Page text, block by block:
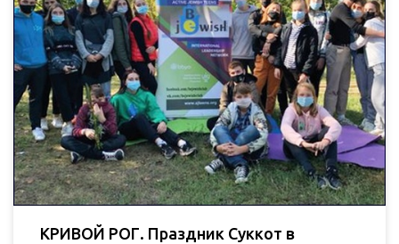
КРИВОЙ РОГ. Праздник Суккот в